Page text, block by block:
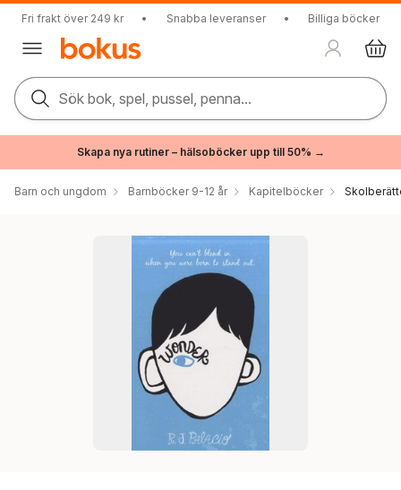
Fri frakt över 249 kr • Snabba leveranser • Billiga böcker
Sök bok, spel, pussel, penna...
Skapa nya rutiner – hälsoböcker upp till 50% →
Barn och ungdom Barnböcker 9-12 år Kapitelböcker